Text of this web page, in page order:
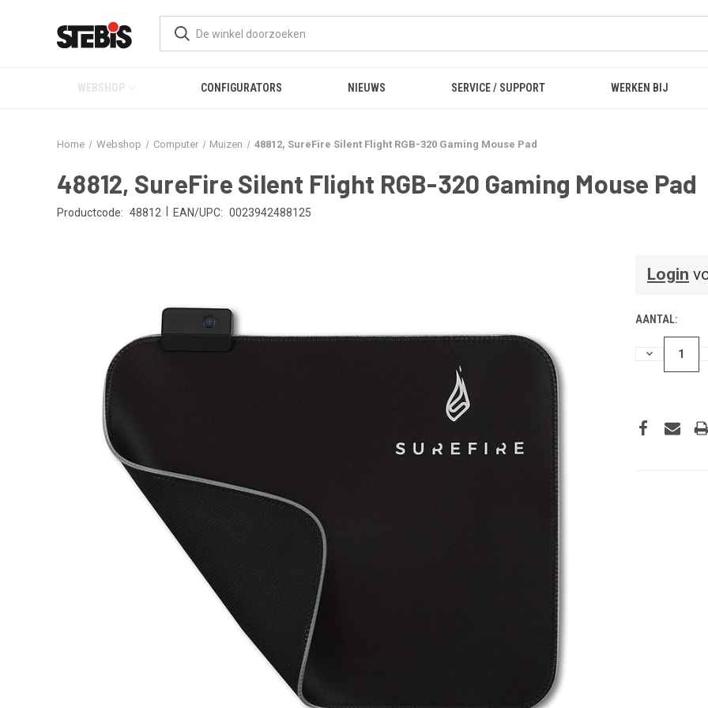
WEBSHOP CONFIGURATORS NIEUWS SERVICE / SUPPORT WERKEN BIJ
Home Webshop Computer Muizen 48812, SureFire Silent Flight RGB-320 Gaming Mouse Pad
48812, SureFire Silent Flight RGB-320 Gaming Mouse Pad
Productcode: 48812 EAN/UPC: 0023942488125
Login
AANTAL: